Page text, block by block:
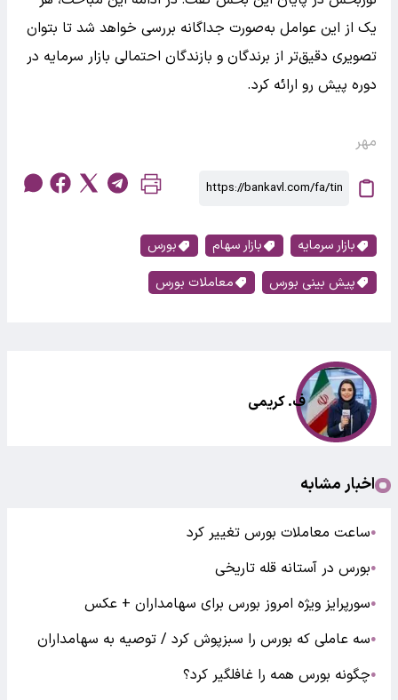
یک از این عوامل به‌صورت جداگانه بررسی خواهد شد تا بتوان
تصویری دقیق‌تر از برندگان و بازندگان احتمالی بازار سرمایه در
دوره پیش رو ارائه کرد.
مهر
بازار سرمایه بازار سهام
بورس
پیش بینی بورس
معاملات بورس
ف. کریمی
اخبار مشابه
●ساعت معاملات بورس تغییر کرد
●بورس در آستانه قله تاریخی
●سورپرایز ویژه امروز بورس برای سهامداران + عکس
●سه عاملی که بورس را سبزپوش کرد / توصیه به سهامداران
●چگونه بورس همه را غافلگیر کرد؟